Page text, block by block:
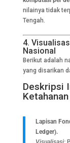
nilainya tidak
Tengah.
4.
Nasional
Berikut adalah
yang disarikan
Deskripsi
Lapisan
Ledger).